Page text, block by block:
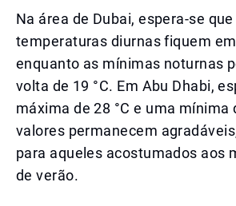
Na área de Dubai, espera-se
temperaturas diurnas fiquem em
enquanto as mínimas noturnas
volta de 19 °C. Em Abu Dhabi,
máxima de 28 °C e uma mínima
valores permanecem
para aqueles acostumados aos
de verão.